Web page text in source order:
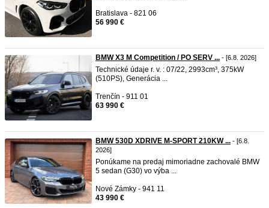
Bratislava - 821 06
56 990 €
BMW X3 M Competition / PO SERV ... - [6.8. 2026]
Technické údaje r. v. : 07/22, 2993cm³, 375kW
(510PS), Generácia ...
Trenčín - 911 01
63 990 €
BMW 530D XDRIVE M-SPORT 210KW ... - [6.8.
2026]
Ponúkame na predaj mimoriadne zachovalé BMW
5 sedan (G30) vo výba ...
Nové Zámky - 941 11
43 990 €